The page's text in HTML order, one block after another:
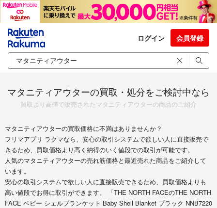
ログイン 会員登録
マタニティアウターの買取・処分をご検討中なら
買取より高値で販売されたマタニティアウターの商品のご紹介
マタニティアウターの買取価格に不満はありませんか？
フリマアプリ ラクマなら、安心の取引システムで欲しい人に直接販売で
きるため、買取価格より高く納得のいく値段での取引が可能です。
人気のマタニティアウターの売れ筋価格と最近売れた商品をご紹介して
います。
安心の取引システムで欲しい人に直接販売できるため、買取価格よりも
高い値段でお得に取引ができます。 「THE NORTH FACEのTHE NORTH
FACE ベビー シェルブランケット Baby Shell Blanket ブラック NNB7220